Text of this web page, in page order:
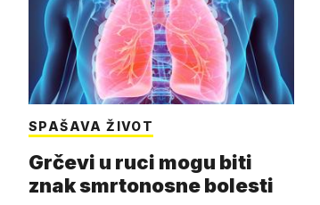
SPAŠAVA ŽIVOT
Grčevi u ruci mogu biti
znak smrtonosne bolesti